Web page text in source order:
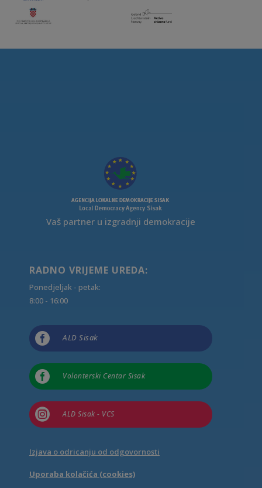
Vaš partner u izgradnji demokracije
RADNO VRIJEME UREDA:
Ponedjeljak - petak:
8:00 - 16:00
 ALD Sisak
 Volonterski Centar Sisak
 ALD Sisak - VCS
Izjava o odricanju od odgovornosti
Uporaba kolačića (cookies)